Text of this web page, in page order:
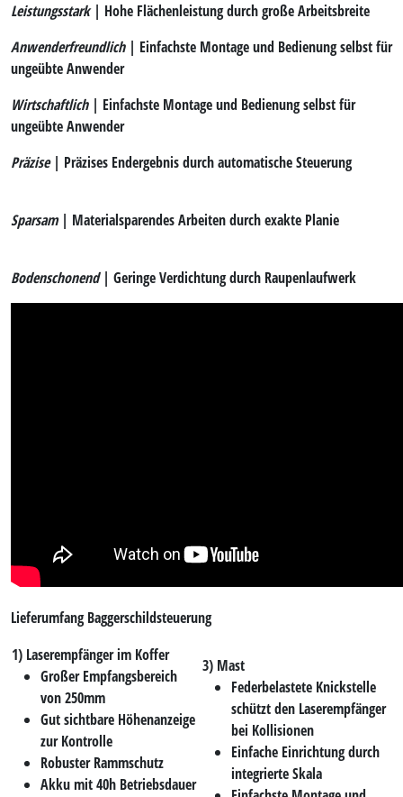
Leistungsstark | Hohe Flächenleistung durch große Arbeitsbreite
Anwenderfreundlich | Einfachste Montage und Bedienung selbst für
ungeübte Anwender
Wirtschaftlich | Einfachste Montage und Bedienung selbst für
ungeübte Anwender
Präzise | Präzises Endergebnis durch automatische Steuerung
Sparsam | Materialsparendes Arbeiten durch exakte Planie
Bodenschonend | Geringe Verdichtung durch Raupenlaufwerk
Lieferumfang Baggerschildsteuerung
1) Laserempfänger im Koffer
Großer Empfangsbereich
von 250mm
Gut sichtbare Höhenanzeige
zur Kontrolle
Robuster Rammschutz
Akku mit 40h Betriebsdauer
3) Mast
Federbelastete Knickstelle
schützt den Laserempfänger
bei Kollisionen
Einfache Einrichtung durch
integrierte Skala